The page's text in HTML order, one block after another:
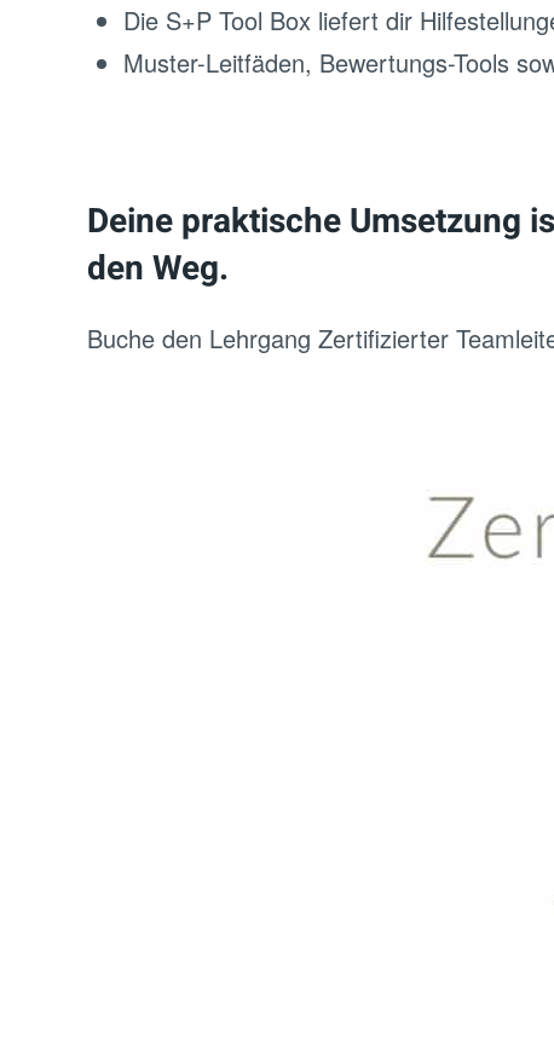
Die S+P Tool Box liefert dir
Muster-Leitfäden, Bewertungs-Tools
Deine praktische Umsetzung
den Weg.
Buche den Lehrgang Zertifizierter